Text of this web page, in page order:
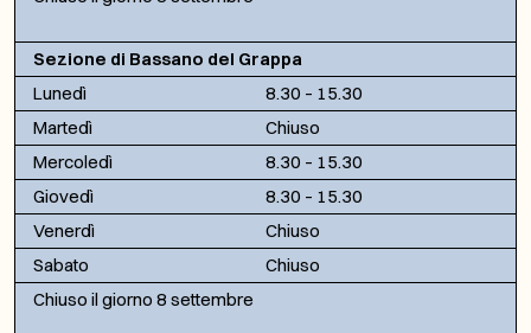
Sezione di Bassano del Grappa
Lunedì
8.30 – 15.30
Martedì
Chiuso
Mercoledì
8.30 – 15.30
Giovedì
8.30 – 15.30
Venerdì
Chiuso
Sabato
Chiuso
Chiuso il giorno 8 settembre